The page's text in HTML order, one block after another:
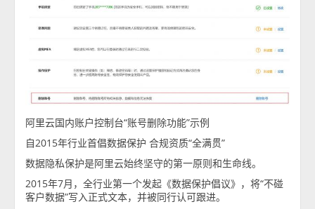
阿里云国内账户控制台“账号删除功能”示例
自2015年行业首倡数据保护 合规资质“全满贯”
数据隐私保护是阿里云始终坚守的第一原则和生命线。
2015年7月，全行业第一个发起《数据保护倡议》，将“不碰
客户数据”写入正式文本，并被同行认可跟进。